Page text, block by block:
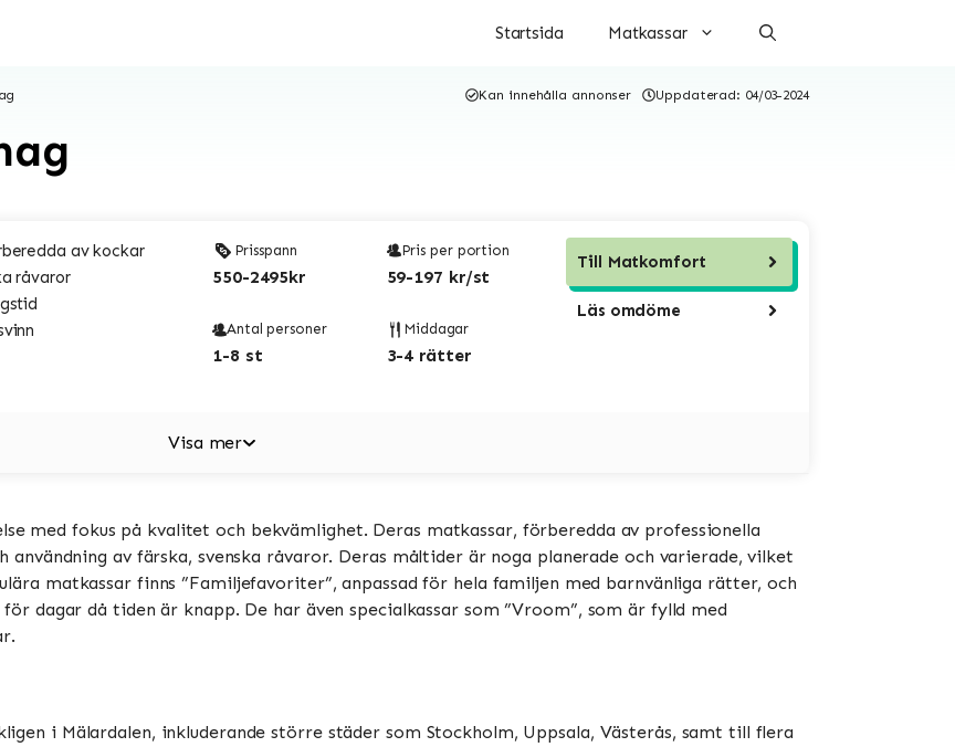
Startsida Matkassar
Kan innehålla annonser Uppdaterad: 04/03-2024
av kockar
råvaror
Prisspann
550-2495kr
Pris per portion
59-197 kr/st
Antal personer
1-8 st
Middagar
3-4 rätter
Till Matkomfort
Läs omdöme
Visa mer
med fokus på kvalitet och bekvämlighet. Deras matkassar, förberedda av professionella
av färska, svenska råvaror. Deras måltider är noga planerade och varierade, vilket
matkassar finns ”Familjefavoriter”, anpassad för hela familjen med barnvänliga rätter, och
dagar då tiden är knapp. De har även specialkassar som ”Vroom”, som är fylld med
i Mälardalen, inkluderande större städer som Stockholm, Uppsala, Västerås, samt till flera